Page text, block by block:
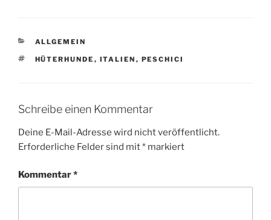
KATEGORIEN
ALLGEMEIN
SCHLAGWÖRTER
HÜTERHUNDE , ITALIEN , PESCHICI
Schreibe einen Kommentar
Deine E-Mail-Adresse wird nicht veröffentlicht.
Erforderliche Felder sind mit* markiert
Kommentar*